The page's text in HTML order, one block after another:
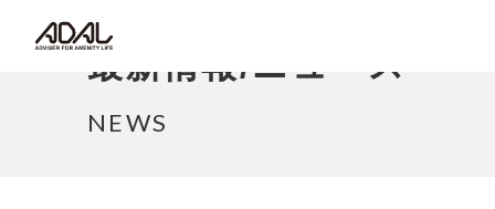
コラム
最新情報/ニュース
NEWS